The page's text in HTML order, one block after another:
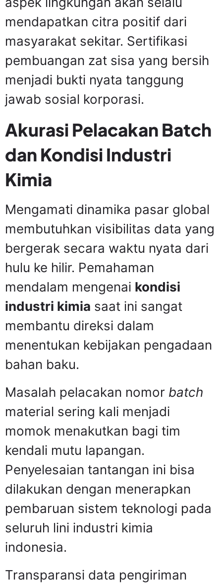
mendapatkan citra positif dari
masyarakat sekitar. Sertifikasi
pembuangan zat sisa yang bersih
menjadi bukti nyata tanggung
jawab sosial korporasi.
Akurasi Pelacakan Batch
dan Kondisi Industri
Kimia
Mengamati dinamika pasar global
membutuhkan visibilitas data yang
bergerak secara waktu nyata dari
hulu ke hilir. Pemahaman
mendalam mengenai kondisi
industri kimia saat ini sangat
membantu direksi dalam
menentukan kebijakan pengadaan
bahan baku.
Masalah pelacakan nomor batch
material sering kali menjadi
momok menakutkan bagi tim
kendali mutu lapangan.
Penyelesaian tantangan ini bisa
dilakukan dengan menerapkan
pembaruan sistem teknologi pada
seluruh lini industri kimia
indonesia.
Transparansi data pengiriman